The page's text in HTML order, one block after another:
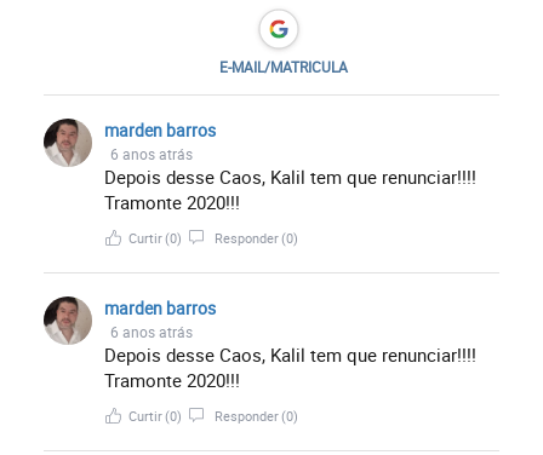
E-MAIL/MATRICULA
marden barros
6 anos atrás
Depois desse Caos, Kalil tem que renunciar!!!!
Tramonte 2020!!!
Curtir(0) Responder(0)
marden barros
6 anos atrás
Depois desse Caos, Kalil tem que renunciar!!!!
Tramonte 2020!!!
Curtir(0) Responder(0)